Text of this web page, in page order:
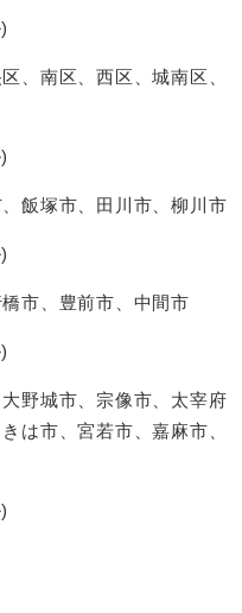
、南区、西区、城南区、
飯塚市、田川市、柳川市
市、豊前市、中間市
野城市、宗像市、太宰府
は市、宮若市、嘉麻市、